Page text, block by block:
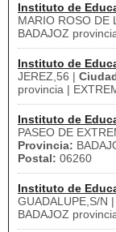
Instituto de
MARIO ROSO DE
BADAJOZ
Instituto de
JEREZ,56 |
provincia |
Instituto de
PASEO DE
Provincia:
Postal: 06260
Instituto de
GUADALUPE,S/N |
BADAJOZ